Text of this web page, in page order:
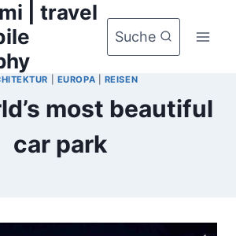
| travel
Suche
EUROPA REISEN
most beautiful
car park